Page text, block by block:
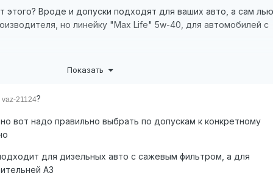
этого? Вроде и допуски подходят для ваших авто, а сам
но линейку "Max Life" 5w-40, для автомобилей с
"SYNPOWER XL-III 5W-30", 4л
Показать
vaz-21124?
вот надо правильно выбрать по допускам к конкретному
для дизельных авто с сажевым фильтром, а для
A3